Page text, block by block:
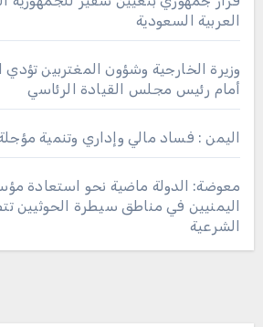
العربية السعودية
وزيرة الخارجية وشؤون المغتربين تؤدي
أمام رئيس مجلس القيادة الرئاسي
اليمن : فساد مالي وإداري وتنمية
معوضة: الدولة ماضية نحو استعادة
اليمنيين في مناطق سيطرة الحوثيين
الشرعية